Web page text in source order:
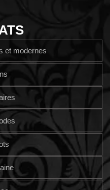
et modernes